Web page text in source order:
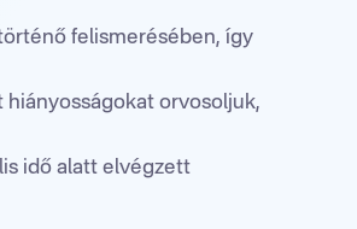
felismerésében, így
orvosoljuk,
idő alatt elvégzett